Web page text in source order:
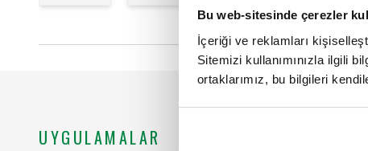
Bu web-sitesinde çerezler
İçeriği ve reklamları
Sitemizi kullanımınızla ilgili
ortaklarımız, bu bilgileri
UYGULAMALAR